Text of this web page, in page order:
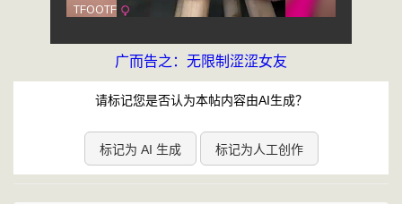
广而告之：无限制涩涩女友
请标记您是否认为本帖内容由AI生成？
标记为 AI 生成 标记为人工创作